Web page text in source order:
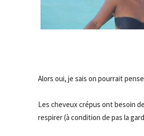
Alors oui, je sais on pourrait
Les cheveux crépus ont besoin
respirer (à condition de pas la